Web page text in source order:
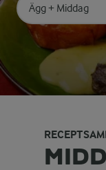
Sök på kategori
Skriv in sökord för